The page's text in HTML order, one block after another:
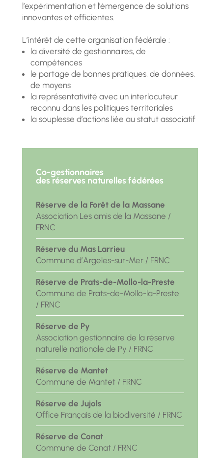
l’expérimentation et l’émergence de solutions
innovantes et efficientes.
L’intérêt de cette organisation fédérale :
la diversité de gestionnaires, de
compétences
le partage de bonnes pratiques, de données,
de moyens
la représentativité avec un interlocuteur
reconnu dans les politiques territoriales
la souplesse d’actions liée au statut associatif
Co-gestionnaires
des réserves naturelles fédérées
Réserve de la Forêt de la Massane
Association Les amis de la Massane /
FRNC
Réserve du Mas Larrieu
Commune d’Argeles-sur-Mer / FRNC
Réserve de Prats-de-Mollo-la-Preste
Commune de Prats-de-Mollo-la-Preste
/ FRNC
Réserve de Py
Association gestionnaire de la réserve
naturelle nationale de Py / FRNC
Réserve de Mantet
Commune de Mantet / FRNC
Réserve de Jujols
Office Français de la biodiversité / FRNC
Réserve de Conat
Commune de Conat / FRNC